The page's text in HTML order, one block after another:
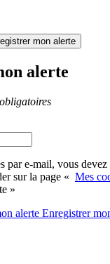
mon alerte
alerte
par e-mail, vous devez
sur la page « Mes
»
alerte Enregistrer